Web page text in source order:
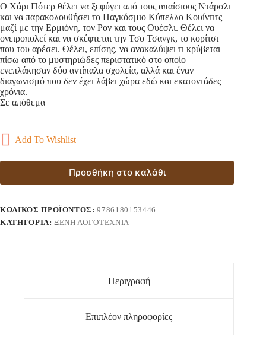
Ο Χάρι Πότερ θέλει να ξεφύγει από τους απαίσιους Ντάρσλι
και να παρακολουθήσει το Παγκόσμιο Κύπελλο Κουίντιτς
μαζί με την Ερμιόνη, τον Ρον και τους Ουέσλι. Θέλει να
ονειροπολεί και να σκέφτεται την Τσο Τσανγκ, το κορίτσι
που του αρέσει. Θέλει, επίσης, να ανακαλύψει τι κρύβεται
πίσω από το μυστηριώδες περιστατικό στο οποίο
ενεπλάκησαν δύο αντίπαλα σχολεία, αλλά και έναν
διαγωνισμό που δεν έχει λάβει χώρα εδώ και εκατοντάδες
χρόνια.
Σε απόθεμα
Add To Wishlist
Προσθήκη στο καλάθι
ΚΩΔΙΚΌΣ ΠΡΟΪΌΝΤΟΣ:9786180153446
ΚΑΤΗΓΟΡΊΑ:ΞΈΝΗ ΛΟΓΟΤΕΧΝΊΑ
Περιγραφή
Επιπλέον πληροφορίες